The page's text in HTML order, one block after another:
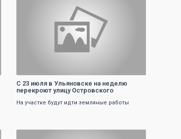
С 23 июля в Ульяновске на неделю
перекроют улицу Островского
На участке будут идти земляные работы